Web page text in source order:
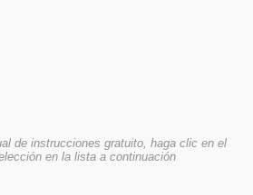
de instrucciones gratuito, haga clic en el
en la lista a continuación